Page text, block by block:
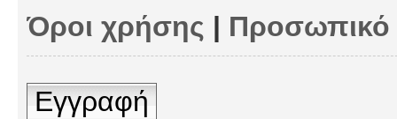
Όροι χρήσης |
Εγγραφή